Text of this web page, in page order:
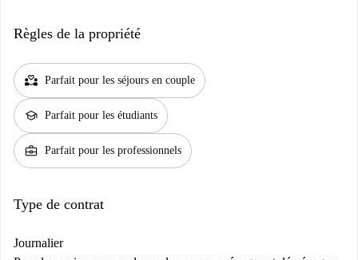
Règles de la propriété
partner_heart Parfait pour les séjours en couple
school Parfait pour les étudiants
business_center Parfait pour les professionnels
Type de contrat
Journalier